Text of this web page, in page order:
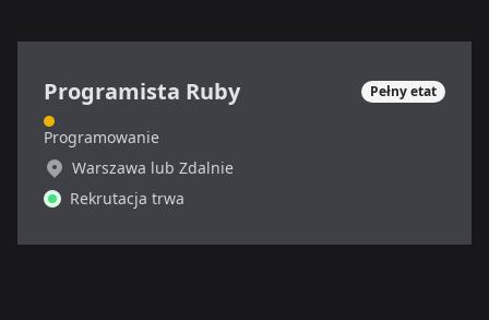
Programista Ruby Pełny etat
Programowanie
Warszawa lub Zdalnie
Rekrutacja trwa